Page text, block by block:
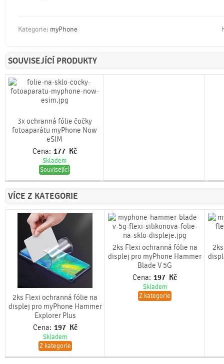
Kategorie: myPhone
SOUVISEJÍCÍ PRODUKTY
3x ochranná fólie čočky
fotoaparátu myPhone Now
eSIM
Cena: 177 Kč
Skladem
Související
VÍCE Z KATEGORIE
2ks Flexi ochranná fólie na
displej pro myPhone Hammer
Explorer Plus
Cena: 197 Kč
Skladem
Z kategorie
2ks Flexi ochranná fólie na
displej pro myPhone Hammer
Blade V 5G
Cena: 197 Kč
Skladem
Z kategorie